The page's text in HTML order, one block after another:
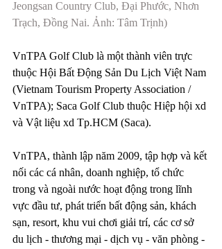
Jeongsan Country Club, Đại Phước, Nhơn
Trạch, Đồng Nai. Ảnh: Tâm Trịnh)
VnTPA Golf Club là một thành viên trực
thuộc Hội Bất Động Sản Du Lịch Việt Nam
(Vietnam Tourism Property Association /
VnTPA); Saca Golf Club thuộc Hiệp hội xd
và Vật liệu xd Tp.HCM (Saca).
VnTPA, thành lập năm 2009, tập hợp và kết
nối các cá nhân, doanh nghiệp, tổ chức
trong và ngoài nước hoạt động trong lĩnh
vực đầu tư, phát triển bất động sản, khách
sạn, resort, khu vui chơi giải trí, các cơ sở
du lịch - thương mại - dịch vụ - văn phòng -